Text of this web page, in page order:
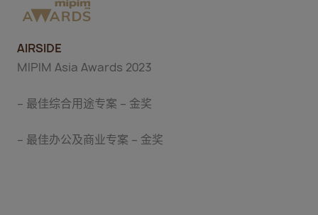
AIRSIDE
MIPIM Asia Awards 2023
– 最佳综合用途专案 – 金奖
– 最佳办公及商业专案 – 金奖